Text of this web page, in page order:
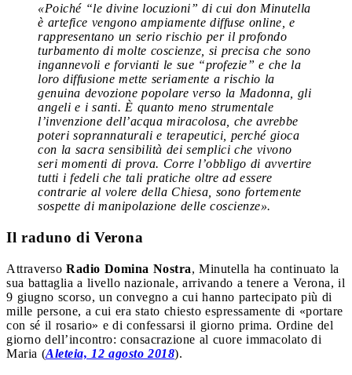
«Poiché “le divine locuzioni” di cui don Minutella
è artefice vengono ampiamente diffuse online, e
rappresentano un serio rischio per il profondo
turbamento di molte coscienze, si precisa che sono
ingannevoli e forvianti le sue “profezie” e che la
loro diffusione mette seriamente a rischio la
genuina devozione popolare verso la Madonna, gli
angeli e i santi. È quanto meno strumentale
l’invenzione dell’acqua miracolosa, che avrebbe
poteri soprannaturali e terapeutici, perché gioca
con la sacra sensibilità dei semplici che vivono
seri momenti di prova. Corre l’obbligo di avvertire
tutti i fedeli che tali pratiche oltre ad essere
contrarie al volere della Chiesa, sono fortemente
sospette di manipolazione delle coscienze».
Il raduno di Verona
Attraverso Radio Domina Nostra, Minutella ha continuato la
sua battaglia a livello nazionale, arrivando a tenere a Verona, il
9 giugno scorso, un convegno a cui hanno partecipato più di
mille persone, a cui era stato chiesto espressamente di «portare
con sé il rosario» e di confessarsi il giorno prima. Ordine del
giorno dell’incontro: consacrazione al cuore immacolato di
Maria (Aleteia, 12 agosto 2018).